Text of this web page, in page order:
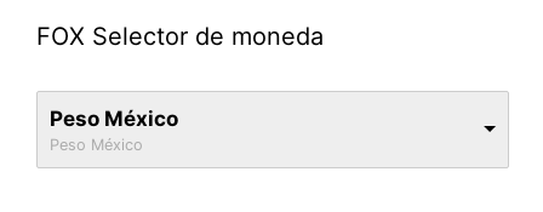
FOX Selector de moneda
Peso México
Peso México